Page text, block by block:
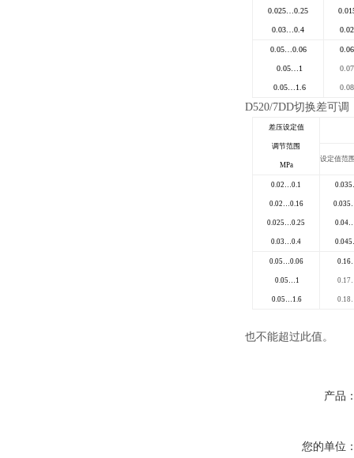
0.025…0.25
0.03…0.4 0.02
0.05…0.06
0.05…1
0.05…1.6
0.06
0.07
0.08
D520/7DD切换差可调
差压设定值
调节范围
MPa
设定值范
0.02…0.1
0.02…0.16
0.025…0.25
0.03…0.4
0.05…0.06
0.05…1
0.05…1.6
也不能超过此值。
产品
您的单位